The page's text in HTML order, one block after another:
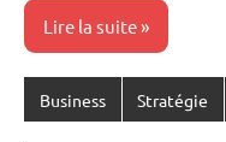
Lire la suite
Business Stratégie